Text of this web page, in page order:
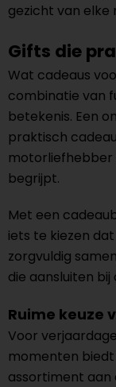
gezicht van
Gifts die
Wat cadeaus
combinatie van
betekenis. Een
praktisch
motorliefhebber
begrijpt.
Met een
iets te kiezen
zorgvuldig
die aansluiten
Ruime keuze
Voor
momenten
assortiment aan